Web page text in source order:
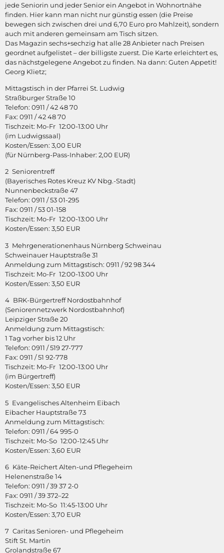
jede Seniorin und jeder Senior ein Angebot in Wohnortnähe
finden. Hier kann man nicht nur günstig essen (die Preise
bewegen sich zwischen drei und 6,70 Euro pro Mahlzeit), sondern
auch mit anderen gemeinsam am Tisch sitzen.
Das Magazin sechs+sechzig hat alle 28 Anbieter nach Preisen
geordnet aufgelistet – der billigste zuerst. Die Karte erleichtert es,
das nächstgelegene Angebot zu finden. Na dann: Guten Appetit!
Georg Klietz;
Mittagstisch in der Pfarrei St. Ludwig
Straßburger Straße 10
Telefon: 0911 / 42 48 70
Fax: 0911 / 42 48 70
Tischzeit: Mo-Fr 12:00-13:00 Uhr
(im Ludwigssaal)
Kosten/Essen: 3,00 EUR
(für Nürnberg-Pass-Inhaber: 2,00 EUR)
2 Seniorentreff
(Bayerisches Rotes Kreuz KV Nbg.-Stadt)
Nunnenbeckstraße 47
Telefon: 0911 / 53 01-295
Fax: 0911 / 53 01-158
Tischzeit: Mo-Fr 12:00-13:00 Uhr
Kosten/Essen: 3,50 EUR
3 Mehrgenerationenhaus Nürnberg Schweinau
Schweinauer Hauptstraße 31
Anmeldung zum Mittagstisch: 0911 / 92 98 344
Tischzeit: Mo-Fr 12:00-13:00 Uhr
Kosten/Essen: 3,50 EUR
4 BRK-Bürgertreff Nordostbahnhof
(Seniorennetzwerk Nordostbahnhof)
Leipziger Straße 20
Anmeldung zum Mittagstisch:
1 Tag vorher bis 12 Uhr
Telefon: 0911 / 519 27-777
Fax: 0911 / 51 92-778
Tischzeit: Mo-Fr 12:00-13:00 Uhr
(im Bürgertreff)
Kosten/Essen: 3,50 EUR
5 Evangelisches Altenheim Eibach
Eibacher Hauptstraße 73
Anmeldung zum Mittagstisch:
Telefon: 0911 / 64 995-0
Tischzeit: Mo-So 12:00-12:45 Uhr
Kosten/Essen: 3,60 EUR
6 Käte-Reichert Alten-und Pflegeheim
Helenenstraße 14
Telefon: 0911 / 39 37 2-0
Fax: 0911 / 39 372–22
Tischzeit: Mo-So 11:45-13:00 Uhr
Kosten/Essen: 3,70 EUR
7 Caritas Senioren- und Pflegeheim
Stift St. Martin
Grolandstraße 67